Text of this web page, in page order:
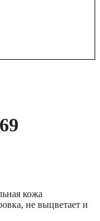
кожа
не выцветает и